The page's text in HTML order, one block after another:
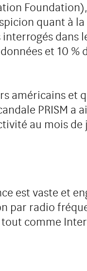
quant à
dans
et 10 %
américains et
PRISM a
au mois
est vaste et
par radio
comme